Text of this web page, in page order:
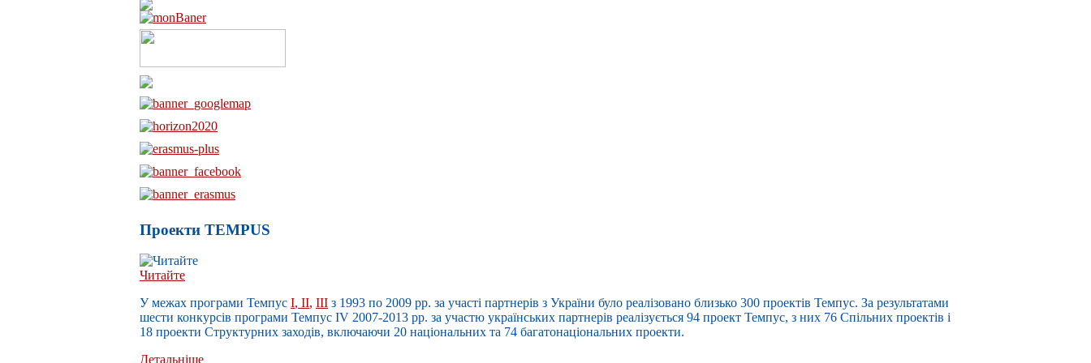
Проекти TEMPUS
Читайте
У межах програми Темпус I, II, III з 1993 по 2009 рр. за участі партнерів з України було реалізовано близько 300 проектів Темпус. За результатами
шести конкурсів програми Темпус IV 2007-2013 рр. за участю українських партнерів реалізується 94 проект Темпус, з них 76 Спільних проектів і
18 проекти Структурних заходів, включаючи 20 національних та 74 багатонаціональних проекти.
Детальніше